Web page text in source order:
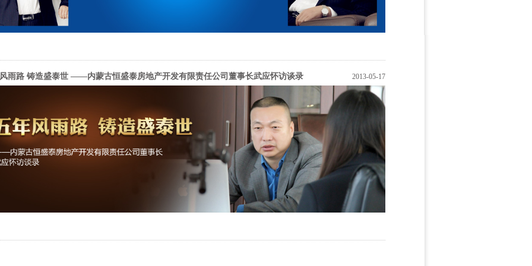
雨路 铸造盛泰世 ——内蒙古恒盛泰房地产开发有限责任公司董事长武应怀访谈录 2013-05-17